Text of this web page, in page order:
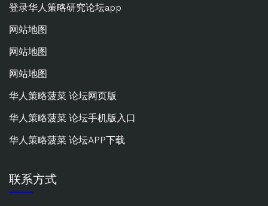
登录华人策略研究论坛app
网站地图
网站地图
网站地图
华人策略菠菜 论坛网页版
华人策略菠菜 论坛手机版入口
华人策略菠菜 论坛APP下载
联系方式